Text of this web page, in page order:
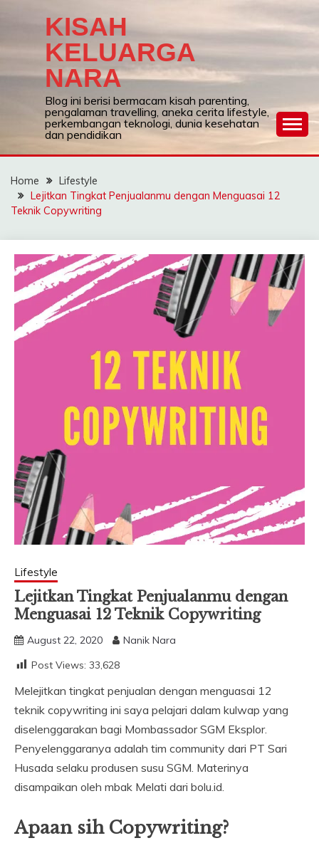
KISAH
KELUARGA
NARA
Blog ini berisi bermacam kisah parenting,
pengalaman travelling, aneka cerita lifestyle,
perkembangan teknologi, dunia kesehatan
dan pendidikan
Home
Lifestyle
Lejitkan Tingkat Penjualanmu dengan Menguasai 12
Teknik Copywriting
Lifestyle
Lejitkan Tingkat Penjualanmu dengan
Menguasai 12 Teknik Copywriting
August 22, 2020
Nanik Nara
Post Views: 33,628
Melejitkan tingkat penjualan dengan menguasai 12
teknik copywriting ini saya pelajari dalam kulwap yang
diselenggarakan bagi Mombassador SGM Eksplor.
Penyelenggaranya adalah tim community dari PT Sari
Husada selaku produsen susu SGM. Materinya
disampaikan oleh mbak Melati dari bolu.id.
Apaan sih Copywriting?